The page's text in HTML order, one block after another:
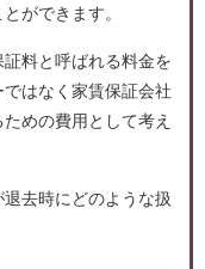
ができます。
料と呼ばれる料金を
はなく家賃保証会社
めの費用として考え
去時にどのような扱